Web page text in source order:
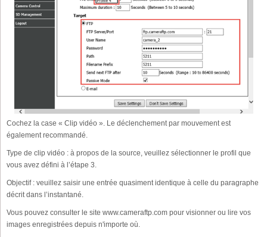
Cochez la case « Clip vidéo ». Le déclenchement par mouvement est
également recommandé.
Type de clip vidéo : à propos de la source, veuillez sélectionner le profil que
vous avez défini à l’étape 3.
Objectif : veuillez saisir une entrée quasiment identique à celle du paragraphe
décrit dans l’instantané.
Vous pouvez consulter le site www.cameraftp.com pour visionner ou lire vos
images enregistrées depuis n'importe où.